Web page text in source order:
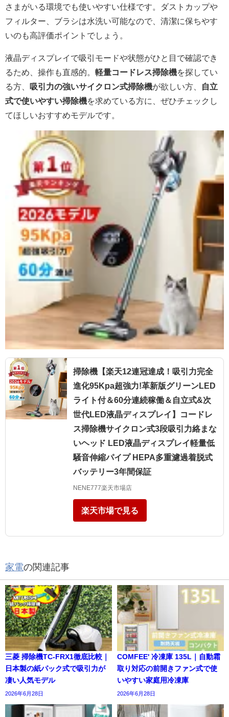
さまがいる環境でも使いやすい仕様です。ダストカップや
フィルター、ブラシは水洗い可能なので、清潔に保ちやす
いのも高評価ポイントでしょう。
液晶ディスプレイで吸引モードや状態がひと目で確認でき
るため、操作も直感的。 軽量コードレス掃除機を探してい
る方、
吸引力の強いサイクロン式掃除機が欲しい方、
自立
式で使いやすい掃除機を求めている方に、ぜひチェックし
てほしいおすすめモデルです。
掃除機【楽天12連冠達成！吸引力完全
進化95Kpa超強力!革新版グリーンLED
ライト付＆60分連続稼働＆自立式&次
世代LED液晶ディスプレイ】コードレ
ス掃除機サイクロン式3段吸引力絡まな
いヘッド LED液晶ディスプレイ軽量低
騒音伸縮パイプ HEPA多重濾過着脱式
バッテリー3年間保証
NENE777楽天市場店
楽天市場で見る
家電の関連記事
三菱 掃除機TC-FRX1徹底比較｜
日本製の紙パック式で吸引力が
凄い人気モデル
2026年6月28日
COMFEE' 冷凍庫 135L｜自動霜
取り対応の前開きファン式で使
いやすい家庭用冷凍庫
2026年6月28日